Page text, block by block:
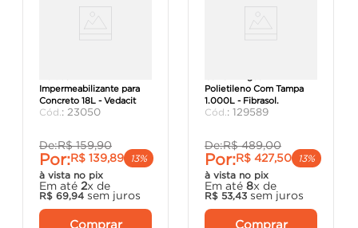
Impermeabilizante para
Concreto 18L - Vedacit
: 23050
De:R$ 159,90
Por:R$ 139,89
13%
à vista no pix
Em até 2x de
R$ 69,94 sem juros
Comprar
Polietileno Com Tampa
1.000L - Fibrasol.
: 129589
De:R$ 489,00
Por:R$ 427,50
13%
à vista no pix
Em até 8x de
R$ 53,43 sem juros
Comprar